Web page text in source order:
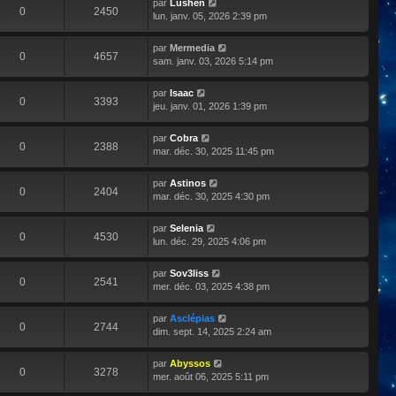
0 2450
par Lushen
lun. janv. 05, 2026 2:39 pm
0 4657
par Mermedia
sam. janv. 03, 2026 5:14 pm
0 3393
par Isaac
jeu. janv. 01, 2026 1:39 pm
0 2388
par Cobra
mar. déc. 30, 2025 11:45 pm
0 2404
par Astinos
mar. déc. 30, 2025 4:30 pm
0 4530
par Selenia
lun. déc. 29, 2025 4:06 pm
0 2541
par Sov3liss
mer. déc. 03, 2025 4:38 pm
0 2744
par Asclépias
dim. sept. 14, 2025 2:24 am
0 3278
par Abyssos
mer. août 06, 2025 5:11 pm